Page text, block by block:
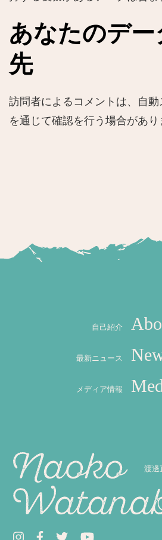
あなたのデ
先
訪問者によるコメントは、自
を通じて確認を行う場合があり
渡邊
自己紹介
最新ニュース
メディア情報